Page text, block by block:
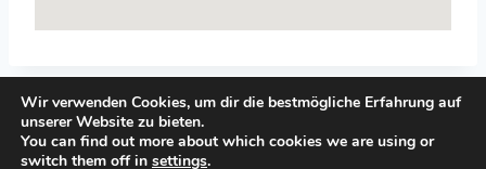
Wir verwenden Cookies, um dir die bestmögliche Erfahrung auf
unserer Website zu bieten.
You can find out more about which cookies we are using or
switch them off in settings.